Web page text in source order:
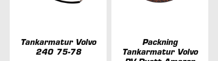
Tankarmatur Volvo
240 75-78
Packning
Tankarmatur Volvo